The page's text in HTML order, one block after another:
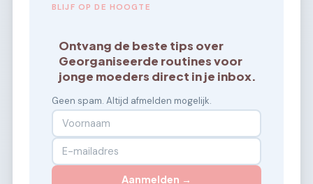
BLIJF OP DE HOOGTE
Ontvang de beste tips over
Georganiseerde routines voor
jonge moeders direct in je inbox.
Geen spam. Altijd afmelden mogelijk.
Aanmelden →